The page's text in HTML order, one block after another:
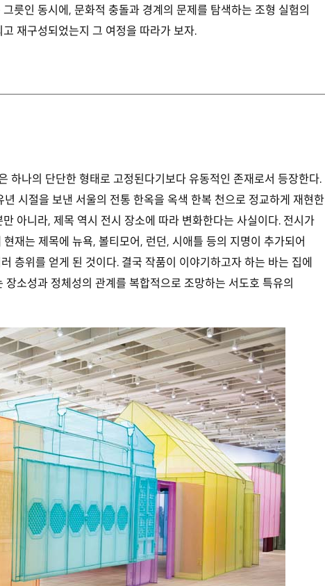
릇인 동시에, 문화적 충돌과 경계의 문제를 탐색하는 조형 실험의
재구성되었는지 그 여정을 따라가 보자.
하나의 단단한 형태로 고정된다기보다 유동적인 존재로서 등장한다.
시절을 보낸 서울의 전통 한옥을 옥색 한복 천으로 정교하게 재현한
아니라, 제목 역시 전시 장소에 따라 변화한다는 사실이다. 전시가
재는 제목에 뉴욕, 볼티모어, 런던, 시애틀 등의 지명이 추가되어
층위를 얻게 된 것이다. 결국 작품이 이야기하고자 하는 바는 집에
소성과 정체성의 관계를 복합적으로 조망하는 서도호 특유의